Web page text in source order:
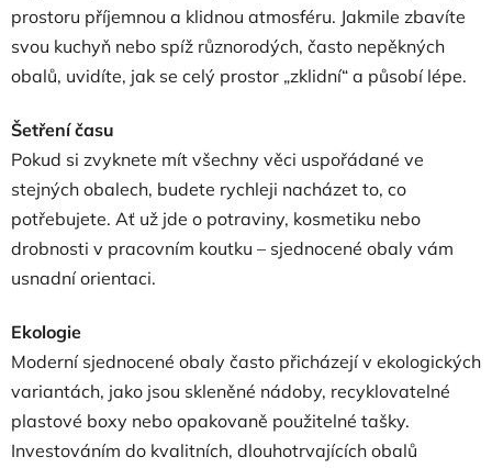
prostoru příjemnou a klidnou atmosféru. Jakmile zbavíte
svou kuchyň nebo spíž různorodých, často nepěkných
obalů, uvidíte, jak se celý prostor „zklidní“ a působí lépe.
Šetření času
Pokud si zvyknete mít všechny věci uspořádané ve
stejných obalech, budete rychleji nacházet to, co
potřebujete. Ať už jde o potraviny, kosmetiku nebo
drobnosti v pracovním koutku – sjednocené obaly vám
usnadní orientaci.
Ekologie
Moderní sjednocené obaly často přicházejí v ekologických
variantách, jako jsou skleněné nádoby, recyklovatelné
plastové boxy nebo opakovaně použitelné tašky.
Investováním do kvalitních, dlouhotrvajících obalů